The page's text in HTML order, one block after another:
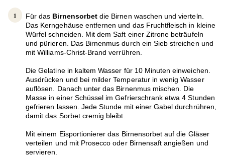
Für das Birnensorbetdie Birnen waschen und vierteln.
Das Kerngehäuse entfernen und das Fruchtfleisch in kleine
Würfel schneiden. Mit dem Saft einer Zitrone beträufeln
und pürieren. Das Birnenmus durch ein Sieb streichen und
mit Williams-Christ-Brand verrühren.
Die Gelatine in kaltem Wasser für 10 Minuten einweichen.
Ausdrücken und bei milder Temperatur in wenig Wasser
auflösen. Danach unter das Birnenmus mischen. Die
Masse in einer Schüssel im Gefrierschrank etwa 4 Stunden
gefrieren lassen. Jede Stunde mit einer Gabel durchrühren,
damit das Sorbet cremig bleibt.
Mit einem Eisportionierer das Birnensorbet auf die Gläser
verteilen und mit Prosecco oder Birnensaft angießen und
servieren.